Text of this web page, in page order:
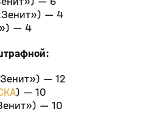
— 4
— 4
— 12
) — 10
— 10